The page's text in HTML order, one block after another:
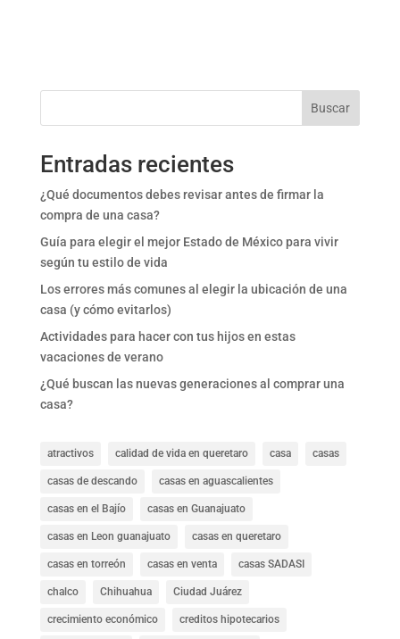
Buscar
Entradas recientes
¿Qué documentos debes revisar antes de firmar la
compra de una casa?
Guía para elegir el mejor Estado de México para vivir
según tu estilo de vida
Los errores más comunes al elegir la ubicación de una
casa (y cómo evitarlos)
Actividades para hacer con tus hijos en estas
vacaciones de verano
¿Qué buscan las nuevas generaciones al comprar una
casa?
atractivos calidad de vida en queretaro casa casas
casas de descando casas en aguascalientes
casas en el Bajío casas en Guanajuato
casas en Leon guanajuato casas en queretaro
casas en torreón casas en venta casas SADASI
chalco Chihuahua Ciudad Juárez
crecimiento económico creditos hipotecarios